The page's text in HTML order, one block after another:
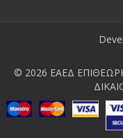
© 2026 ΕΑΕΔ